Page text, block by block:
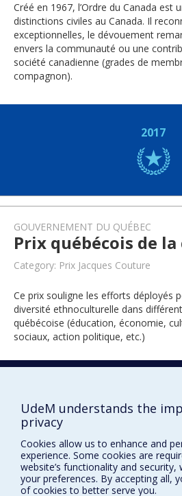
Créé en 1967, l’Ordre du Canada est
distinctions civiles au Canada. Il
exceptionnelles, le dévouement
envers la communauté ou une
société canadienne (grades de
compagnon).
2017
GOUVERNEMENT DU QUÉBEC
Prix québécois de
Category: Prix Jacques Couture
Ce prix souligne les efforts déployés
diversité ethnoculturelle dans
québécoise (éducation, économie,
sociaux, action politique, etc.)
UdeM understands the
privacy
Cookies allow us to enhance and
experience. Some cookies are
website’s functionality and
your preferences. By accepting all,
of cookies to better serve you.